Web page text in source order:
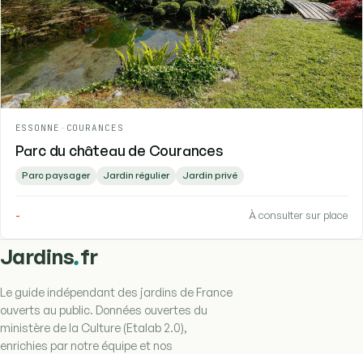
ESSONNE - COURANCES
Parc du château de Courances
Parc paysager Jardin régulier Jardin privé
- À consulter sur place
Jardins.fr
Le guide indépendant des jardins de France
ouverts au public. Données ouvertes du
ministère de la Culture (Etalab 2.0),
enrichies par notre équipe et nos